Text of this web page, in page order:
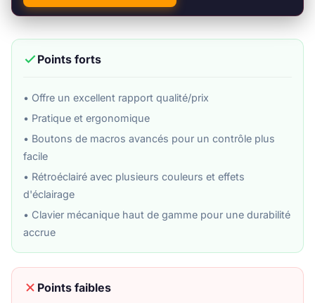
Points forts
• Offre un excellent rapport qualité/prix
• Pratique et ergonomique
• Boutons de macros avancés pour un contrôle plus
facile
• Rétroéclairé avec plusieurs couleurs et effets
d'éclairage
• Clavier mécanique haut de gamme pour une durabilité
accrue
Points faibles